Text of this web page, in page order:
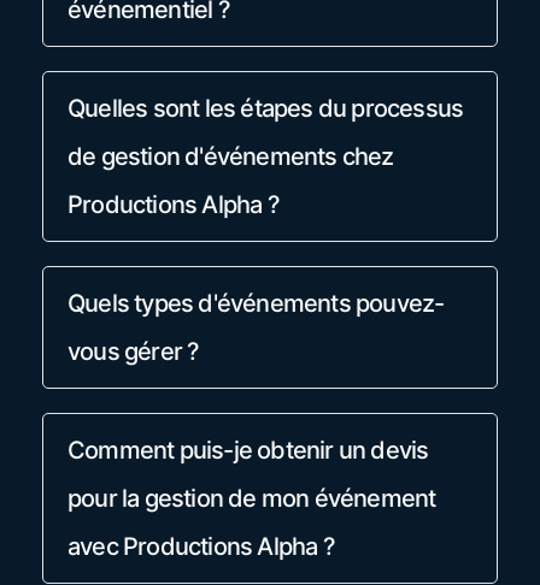
événementiel ?
Quelles sont les étapes du processus
de gestion d'événements chez
Productions Alpha ?
Quels types d'événements pouvez-
vous gérer ?
Comment puis-je obtenir un devis
pour la gestion de mon événement
avec Productions Alpha ?